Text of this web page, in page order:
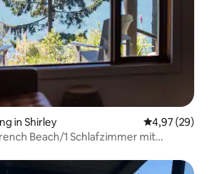
in Shirley
4,97 (29)
Beach/1 Schlafzimmer mit